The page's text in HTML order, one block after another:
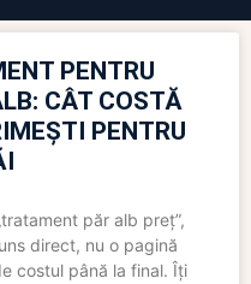
PENTRU
CÂT COSTĂ
PENTRU
păr alb preț”,
direct, nu o pagină
costul până la final. Îți